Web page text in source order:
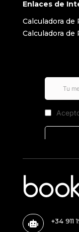
Enlaces de
Calculadora de
Calculadora de
 +34 911